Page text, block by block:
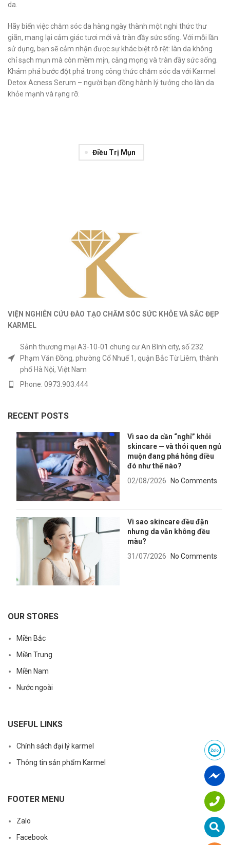
da.
Hãy biến việc chăm sóc da hàng ngày thành một nghi thức thư
giãn, mang lại cảm giác tươi mới và tràn đầy sức sống. Với mỗi lần
sử dụng, bạn sẽ cảm nhận được sự khác biệt rõ rệt: làn da không
chỉ sạch mụn mà còn mềm mịn, căng mọng và tràn đầy sức sống.
Khám phá bước đột phá trong công thức chăm sóc da với Karmel
Detox Acness Serum – người bạn đồng hành lý tưởng cho làn da
khỏe mạnh và rạng rỡ.
Điều Trị Mụn
VIỆN NGHIÊN CỨU ĐÀO TẠO CHĂM SÓC SỨC KHỎEVÀSẮC ĐẸP
KARMEL
Sảnh thương mại A3-10-01 chung cư An Bình city, số 232
Phạm Văn Đồng, phường Cổ Nhuế 1, quận Bắc Từ Liêm, thành
phố Hà Nội, Việt Nam
Phone: 0973.903.444
RECENT POSTS
Vì sao da cần “nghỉ” khỏi
skincare — và thói quen ngủ
muộn đang phá hỏng điều
đó như thế nào?
02/08/2026
No Comments
Vì sao skincare đều đặn
nhưng da vẫn không đều
màu?
31/07/2026 No Comments
OUR STORES
Miền Bắc
Miền Trung
Miền Nam
Nước ngoài
USEFUL LINKS
Chính sách đại lý karmel
Thông tin sản phẩm Karmel
FOOTER MENU
Zalo
Facebook